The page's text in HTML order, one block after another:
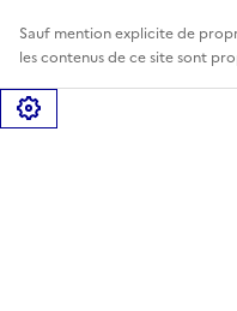
Sauf mention explicite de
les contenus de ce site sont
Gérer les cookies